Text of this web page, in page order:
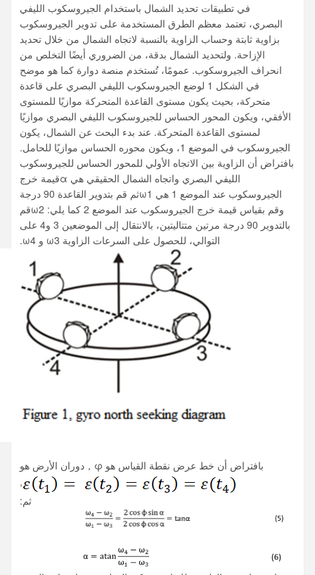
في تطبيقات تحديد الشمال باستخدام الجيروسكوب الليفي
البصري، تعتمد معظم الطرق المستخدمة على تدوير الجيروسكوب
بزاوية ثابتة وحساب الزاوية بالنسبة لاتجاه الشمال من خلال تحديد
الإزاحة. ولتحديد الشمال بدقة، من الضروري أيضًا التخلص من
انحراف الجيروسكوب. عمومًا، تُستخدم منصة دوارة كما هو موضح
في الشكل 1 لوضع الجيروسكوب الليفي البصري على قاعدة
متحركة، بحيث يكون مستوى القاعدة المتحركة موازيًا للمستوى
الأفقي، ويكون المحور الحساس للجيروسكوب الليفي البصري موازيًا
لمستوى القاعدة المتحركة. عند بدء البحث عن الشمال، يكون
الجيروسكوب في الموضع 1، ويكون محوره الحساس موازيًا للحامل.
بافتراض أن الزاوية بين الاتجاه الأولي للمحور الحساس للجيروسكوب
الليفي البصري واتجاه الشمال الحقيقي هي αقيمة خرج
الجيروسكوب عند الموضع 1 هي
ω1ثم قم بتدوير القاعدة 90 درجة
وقم بقياس قيمة خرج الجيروسكوب عند الموضع 2 كما يلي:
ω2قم
بالتدوير 90 درجة
مرتين متتاليتين، بالانتقال إلى الموضعين 3 و4 على
التوالي، للحصول على السرعات الزاوية ω3و ω4
.
بافتراض أن خط عرض نقطة القياس هو φ ， دوران الأرض هو
,
ثم: